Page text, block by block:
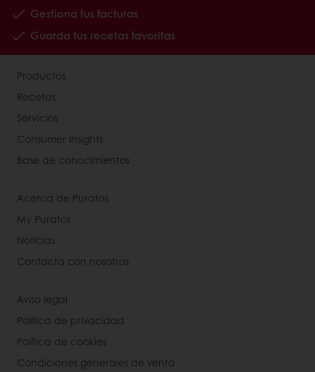
Gestiona tus facturas
Guarda tus recetas favoritas
Productos
Recetas
Servicios
Consumer Insights
Base de conocimientos
Acerca de Puratos
My Puratos
Noticias
Contacta con nosotros
Aviso legal
Política de privacidad
Política de cookies
Condiciones generales de venta